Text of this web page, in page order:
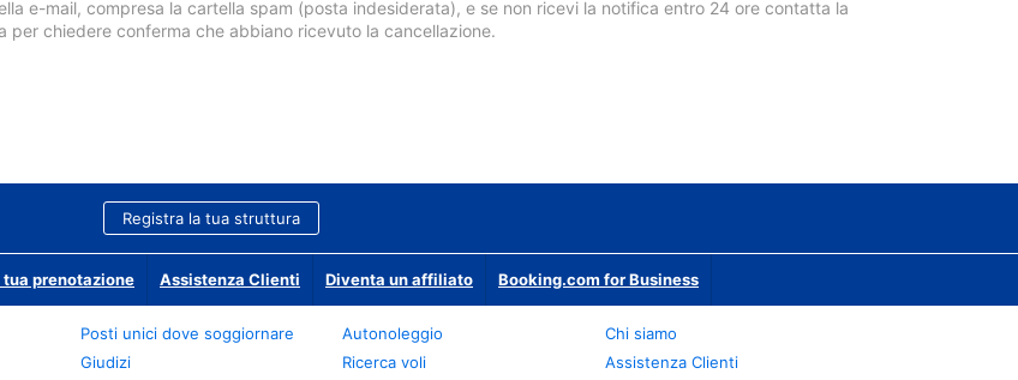
e-mail, compresa la cartella spam (posta indesiderata), e se non ricevi la notifica entro 24 ore contatta la
per chiedere conferma che abbiano ricevuto la cancellazione.
Registra la tua struttura
prenotazione Assistenza Clienti Diventa un affiliato Booking.com for Business
Posti unici dove soggiornare
Giudizi
Autonoleggio
Ricerca voli
Chi siamo
Assistenza Clienti